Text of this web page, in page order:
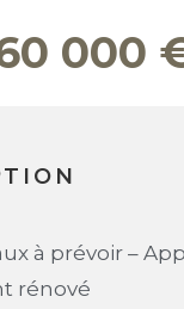
000
à prévoir –
rénové